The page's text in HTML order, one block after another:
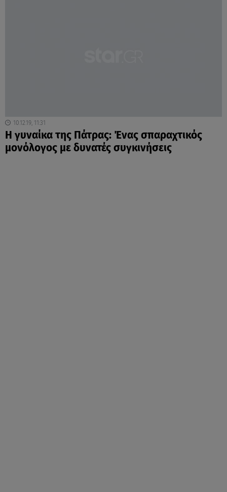
10.12.19, 11:31
H γυναίκα της Πάτρας: Ένας σπαραχτικός
μονόλογος με δυνατές συγκινήσεις